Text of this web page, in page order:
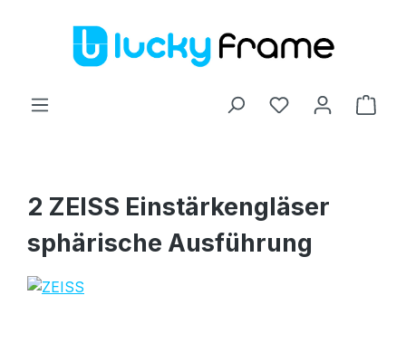
Zum Hauptinhalt springen
2 ZEISS Einstärkengläser
sphärische Ausführung